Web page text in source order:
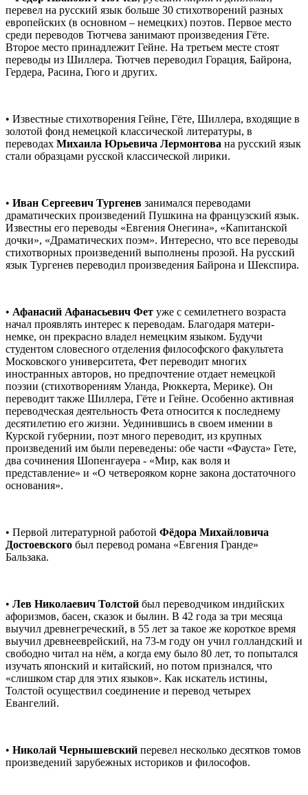
перевел на русский язык больше 30 стихотворений разных
европейских (в основном – немецких) поэтов. Первое место
среди переводов Тютчева занимают произведения Гёте.
Второе место принадлежит Гейне. На третьем месте стоят
переводы из Шиллера. Тютчев переводил Горация, Байрона,
Гердера, Расина, Гюго и других.
• Известные стихотворения Гейне, Гёте, Шиллера, входящие в
золотой фонд немецкой классической литературы, в
переводах Михаила Юрьевича Лермонтова на русский язык
стали образцами русской классической лирики.
• Иван Сергеевич Тургенев занимался переводами
драматических произведений Пушкина на французский язык.
Известны его переводы «Евгения Онегина», «Капитанской
дочки», «Драматических поэм». Интересно, что все переводы
стихотворных произведений выполнены прозой. На русский
язык Тургенев переводил произведения Байрона и Шекспира.
• Афанасий Афанасьевич Фет уже с семилетнего возраста
начал проявлять интерес к переводам. Благодаря матери-
немке, он прекрасно владел немецким языком. Будучи
студентом словесного отделения философского факультета
Московского университета, Фет переводит многих
иностранных авторов, но предпочтение отдает немецкой
поэзии (стихотворениям Уланда, Рюккерта, Мерике). Он
переводит также Шиллера, Гёте и Гейне. Особенно активная
переводческая деятельность Фета относится к последнему
десятилетию его жизни. Уединившись в своем имении в
Курской губернии, поэт много переводит, из крупных
произведений им были переведены: обе части «Фауста» Гете,
два сочинения Шопенгауера - «Мир, как воля и
представление» и «О четверояком корне закона достаточного
основания».
• Первой литературной работой Фёдора Михайловича
Достоевского был перевод романа «Евгения Гранде»
Бальзака.
• Лев Николаевич Толстой был переводчиком индийских
афоризмов, басен, сказок и былин. В 42 года за три месяца
выучил древнегреческий, в 55 лет за такое же короткое время
выучил древнееврейский, на 73-м году он учил голландский и
свободно читал на нём, а когда ему было 80 лет, то попытался
изучать японский и китайский, но потом признался, что
«слишком стар для этих языков». Как искатель истины,
Толстой осуществил соединение и перевод четырех
Евангелий.
• Николай Чернышевский перевел несколько десятков томов
произведений зарубежных историков и философов.